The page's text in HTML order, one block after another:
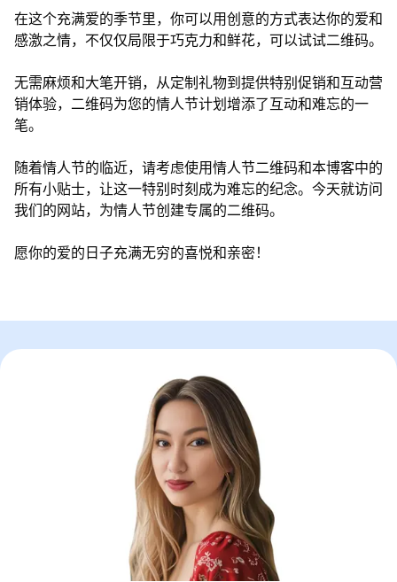
在这个充满爱的季节里，你可以用创意的方式表达你的爱和
感激之情，不仅仅局限于巧克力和鲜花，可以试试二维码。
无需麻烦和大笔开销，从定制礼物到提供特别促销和互动营
销体验，二维码为您的情人节计划增添了互动和难忘的一
笔。
随着情人节的临近，请考虑使用情人节二维码和本博客中的
所有小贴士，让这一特别时刻成为难忘的纪念。今天就访问
我们的网站，为情人节创建专属的二维码。
愿你的爱的日子充满无穷的喜悦和亲密！